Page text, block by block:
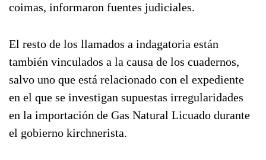
coimas, informaron fuentes judiciales.
El resto de los llamados a indagatoria están
también vinculados a la causa de los cuadernos,
salvo uno que está relacionado con el expediente
en el que se investigan supuestas irregularidades
en la importación de Gas Natural Licuado durante
el gobierno kirchnerista.